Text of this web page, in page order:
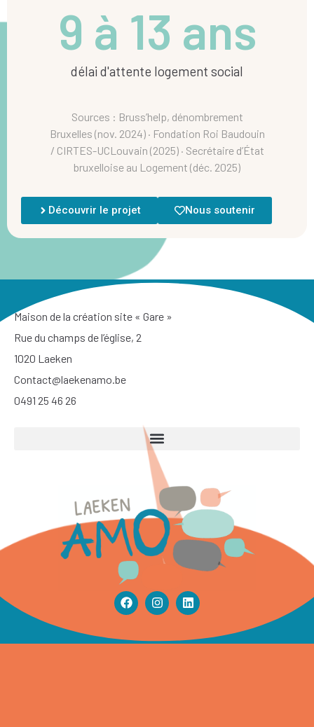
délai d'attente logement social
9 à 13 ans
Sources : Bruss’help, dénombrement
Bruxelles (nov. 2024) · Fondation Roi Baudouin
/ CIRTES-UCLouvain (2025) · Secrétaire d’État
bruxelloise au Logement (déc. 2025)
Découvrir le projet Nous soutenir
Maison de la création site « Gare »
Rue du champs de l’église, 2
1020 Laeken
Contact@laekenamo.be
0491 25 46 26